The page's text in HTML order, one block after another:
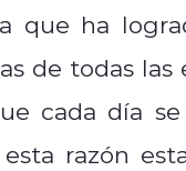
que ha
de todas las
cada día se
razón